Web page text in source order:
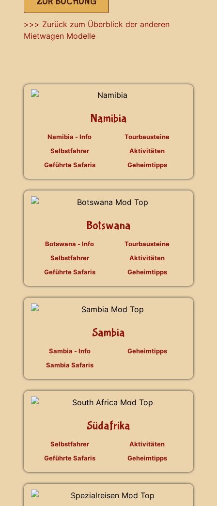
>>> Zurück zum Überblick der anderen
Mietwagen Modelle
Namibia
Namibia - Info
Selbstfahrer
Geführte Safaris
Tourbausteine
Aktivitäten
Geheimtipps
Botswana
Botswana - Info
Selbstfahrer
Geführte Safaris
Tourbausteine
Aktivitäten
Geheimtipps
Sambia
Sambia - Info
Sambia Safaris
Geheimtipps
Südafrika
Selbstfahrer
Geführte Safaris
Aktivitäten
Geheimtipps